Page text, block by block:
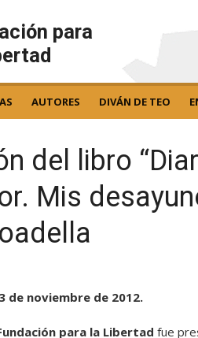
para
AUTORES DIVÁN DE TEO
del libro
Mis
de noviembre de 2012.
para la Libertad fue